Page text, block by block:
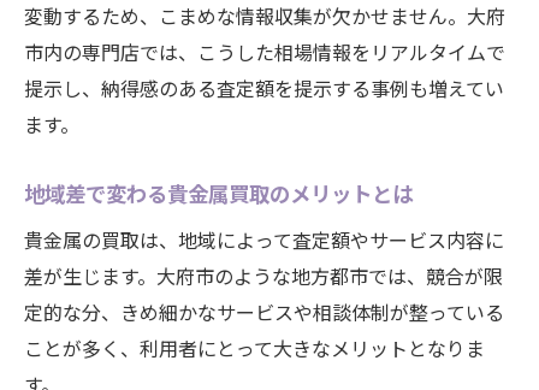
変動するため、こまめな情報収集が欠かせません。大府
市内の専門店では、こうした相場情報をリアルタイムで
提示し、納得感のある査定額を提示する事例も増えてい
ます。
地域差で変わる貴金属買取のメリットとは
貴金属の買取は、地域によって査定額やサービス内容に
差が生じます。大府市のような地方都市では、競合が限
定的な分、きめ細かなサービスや相談体制が整っている
ことが多く、利用者にとって大きなメリットとなりま
す。